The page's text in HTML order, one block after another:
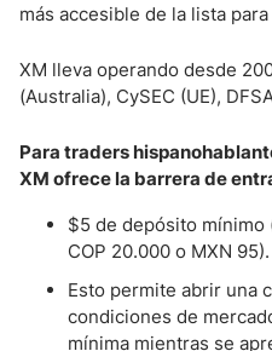
más accesible de la lista
XM lleva operando desde
(Australia), CySEC (UE),
Para traders
XM ofrece la barrera de
$5 de depósito mínimo
COP 20.000 o MXN 95).
Esto permite abrir una
condiciones de
mínima mientras se